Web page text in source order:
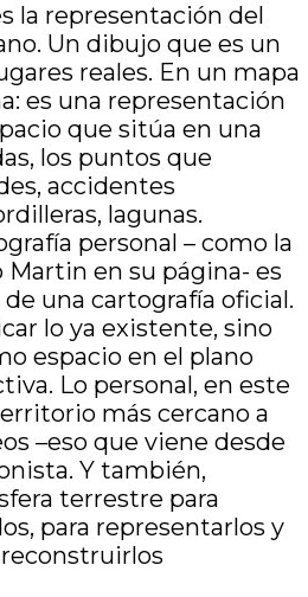
la representación del
Un dibujo que es un
reales. En un mapa
es una representación
que sitúa en una
los puntos que
accidentes
lagunas.
personal – como la
en su página- es
una cartografía oficial.
lo ya existente, sino
espacio en el plano
Lo personal, en este
más cercano a
–eso que viene desde
Y también,
terrestre para
para representarlos y